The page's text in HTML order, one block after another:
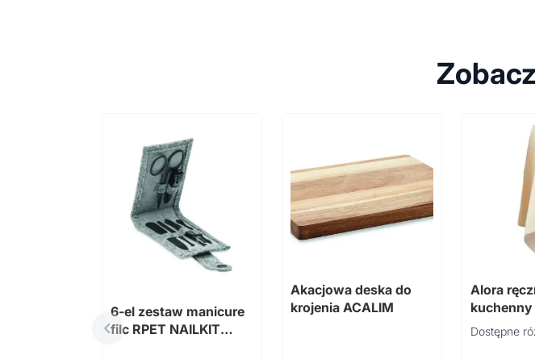
6-el zestaw manicure
filc RPET NAILKIT
Akacjowa deska do
krojenia ACALIM
Alora
kuchenny
Dostępne